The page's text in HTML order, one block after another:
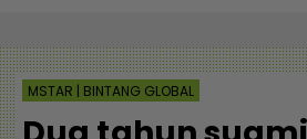
MSTAR | BINTANG GLOBAL